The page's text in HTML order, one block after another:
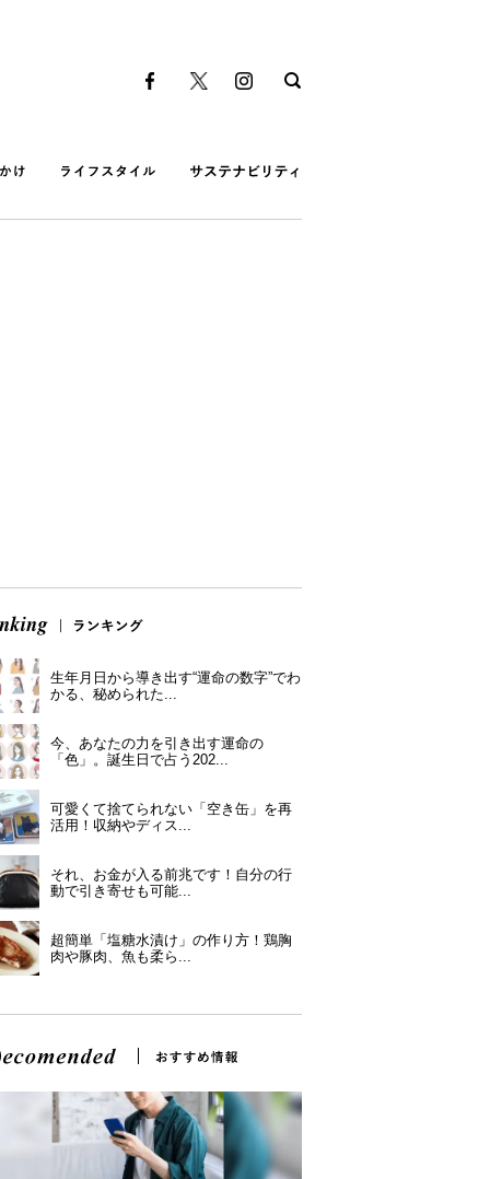
生年月日から導き出す“運命の数字”でわ
かる、秘められた...
今、あなたの力を引き出す運命の
「色」。誕生日で占う202...
可愛くて捨てられない「空き缶」を再
活用！収納やディス...
それ、お金が入る前兆です！自分の行
動で引き寄せも可能...
超簡単「塩糖水漬け」の作り方！鶏胸
肉や豚肉、魚も柔ら...